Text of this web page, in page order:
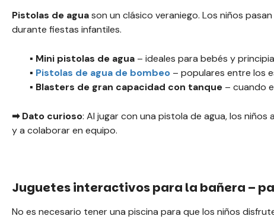
Pistolas de aguason un clásico veraniego. Los niños
durante fiestas infantiles.
▪️ Mini pistolas de agua – ideales para bebés y
▪️ Pistolas de agua de bombeo – populares entre los
▪️ Blasters de gran capacidad con tanque – cuando
➡ Dato curioso: Al jugar con una pistola de agua, los
y a colaborar en equipo.
Juguetes interactivos para la bañera –
No es necesario tener una piscina para que los niños